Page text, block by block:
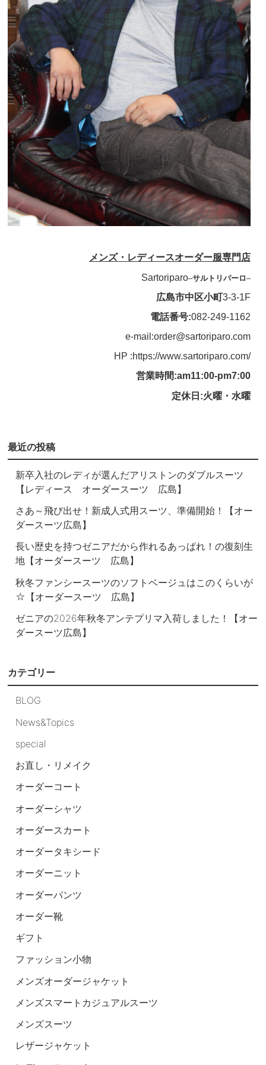
メンズ・レディースオーダー服専門店
Sartoriparo–サルトリパーロ–
広島市中区小町3-3-1F
電話番号:082-249-1162
e-mail:order@sartoriparo.com
HP :https://www.sartoriparo.com/
営業時間:am11:00-pm7:00
定休日:火曜・水曜
最近の投稿
新卒入社のレディが選んだアリストンのダブルスーツ
【レディース オーダースーツ 広島】
さあ～飛び出せ！新成人式用スーツ、準備開始！【オー
ダースーツ広島】
長い歴史を持つゼニアだから作れるあっぱれ！の復刻生
地【オーダースーツ 広島】
秋冬ファンシースーツのソフトベージュはこのくらいが
☆【オーダースーツ 広島】
ゼニアの2026年秋冬アンテプリマ入荷しました！【オー
ダースーツ広島】
カテゴリー
BLOG
News&Topics
special
お直し・リメイク
オーダーコート
オーダーシャツ
オーダースカート
オーダータキシード
オーダーニット
オーダーパンツ
オーダー靴
ギフト
ファッション小物
メンズオーダージャケット
メンズスマートカジュアルスーツ
メンズスーツ
レザージャケット